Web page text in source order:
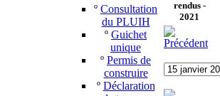
º Consultation
du PLUIH
º Guichet
unique
º Permis de
construire
º Déclaration
rendus -
2021